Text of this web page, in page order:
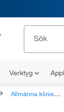
Verktyg
Allmänna kliniska provbehållare